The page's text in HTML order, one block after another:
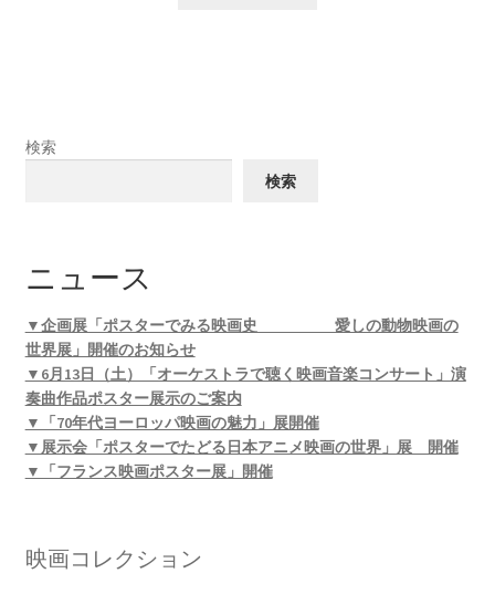
検索
検索
ニュース
▼企画展「ポスターでみる映画史 愛しの動物映画の
世界展」開催のお知らせ
▼6月13日（土）「オーケストラで聴く映画音楽コンサート」演
奏曲作品ポスター展示のご案内
▼「70年代ヨーロッパ映画の魅力」展開催
▼展示会「ポスターでたどる日本アニメ映画の世界」展 開催
▼「フランス映画ポスター展」開催
映画コレクション